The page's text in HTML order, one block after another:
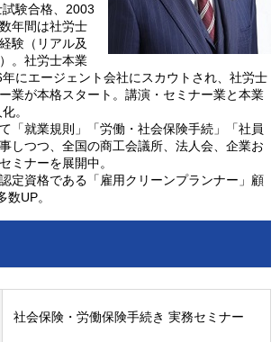
験合格、2003
年間は社労士
験（リアル及
。社労士本業
にエージェント会社にスカウトされ、社労士
業が本格スタート。講演・セミナー業と本業
。
「就業規則」「労働・社会保険手続」「社員
しつつ、全国の商工会議所、法人会、企業お
ミナーを展開中。
定資格である「雇用クリーンプランナー」顧
UP。
社会保険・労働保険手続き 実務セミナー